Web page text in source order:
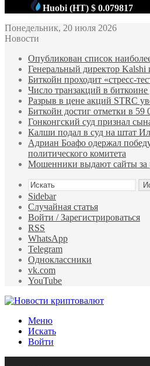
Huobi (HT) $ 0.079817
Понедельник, 20 июля 2026
Новости
Опубликован список
Генеральный директор Kalshi
Биткойн проходит «стресс-
Число транзакций в биткоине
Разрыв в цене акций STRC
Биткойн достиг отметки в
Гонконгский суд признал
Калши подал в суд на штат
Адриан Боафо одержал
политического комитета
Мошенники выдают сайты за
Sidebar
Случайная статья
Войти / Зарегистрироваться
RSS
WhatsApp
Telegram
Одноклассники
vk.com
YouTube
Меню
Искать
Войти